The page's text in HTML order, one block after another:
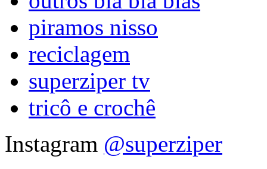
piramos nisso
reciclagem
superziper tv
tricô e crochê
Instagram @superziper